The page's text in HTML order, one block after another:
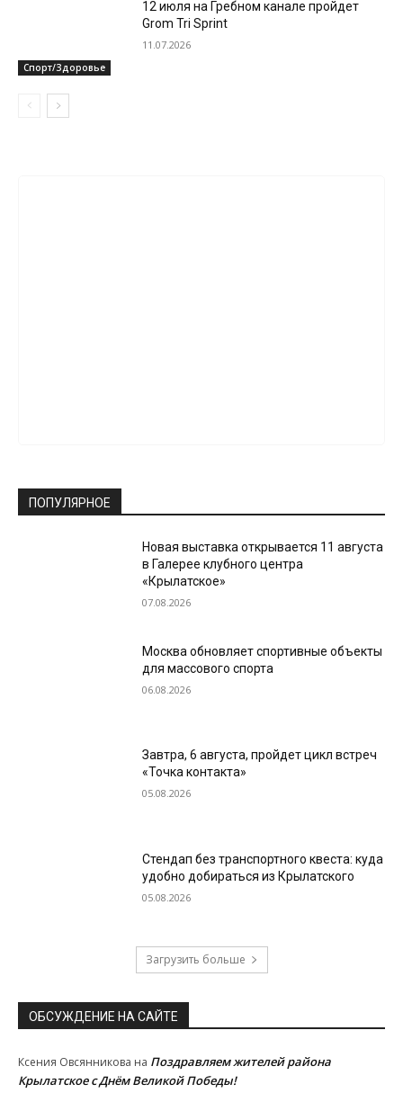
Спорт/Здоровье
12 июля на Гребном канале пройдет
Grom Tri Sprint
11.07.2026
ПОПУЛЯРНОЕ
Новая выставка открывается 11 августа
в Галерее клубного центра
«Крылатское»
07.08.2026
Москва обновляет спортивные объекты
для массового спорта
06.08.2026
Завтра, 6 августа, пройдет цикл встреч
«Точка контакта»
05.08.2026
Стендап без транспортного квеста: куда
удобно добираться из Крылатского
05.08.2026
Загрузить больше
ОБСУЖДЕНИЕ НА САЙТЕ
Ксения Овсянникова на Поздравляем жителей района
Крылатское с Днём Великой Победы!